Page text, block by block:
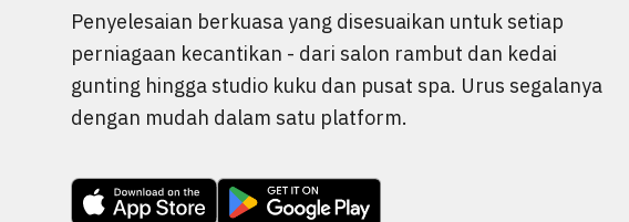
Penyelesaian berkuasa yang disesuaikan untuk setiap
perniagaan kecantikan - dari salon rambut dan kedai
gunting hingga studio kuku dan pusat spa. Urus segalanya
dengan mudah dalam satu platform.